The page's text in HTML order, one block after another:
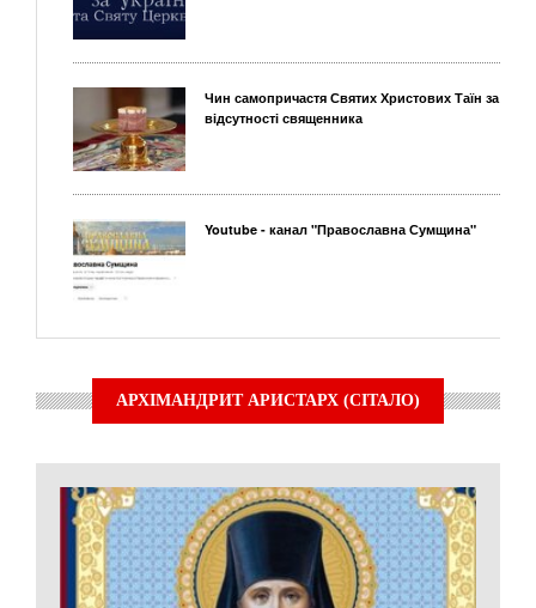
Чин самопричастя Святих Христових Таїн за
відсутності священника
Youtube - канал "Православна Сумщина"
АРХІМАНДРИТ АРИСТАРХ (СІТАЛО)